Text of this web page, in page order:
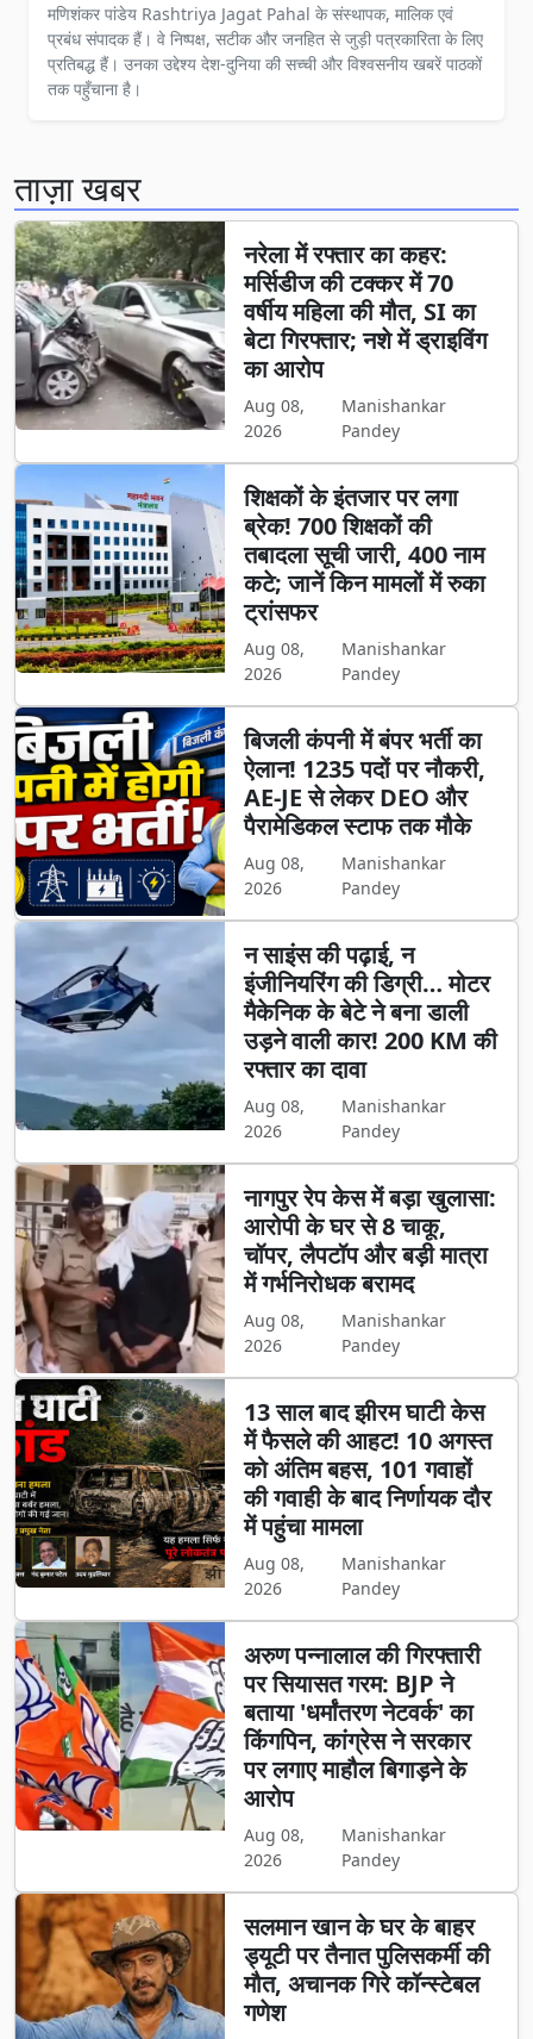
मणिशंकर पांडेय Rashtriya Jagat Pahal के संस्थापक, मालिक एवं
प्रबंध संपादक हैं। वे निष्पक्ष, सटीक और जनहित से जुड़ी पत्रकारिता के लिए
प्रतिबद्ध हैं। उनका उद्देश्य देश-दुनिया की सच्ची और विश्वसनीय खबरें पाठकों
तक पहुँचाना है।
ताज़ा खबर
नरेला में रफ्तार का कहर:
मर्सिडीज की टक्कर में 70
वर्षीय महिला की मौत, SI का
बेटा गिरफ्तार; नशे में ड्राइविंग
का आरोप
Aug 08,
2026
Manishankar
Pandey
शिक्षकों के इंतजार पर लगा
ब्रेक! 700 शिक्षकों की
तबादला सूची जारी, 400 नाम
कटे; जानें किन मामलों में रुका
ट्रांसफर
Aug 08,
2026
Manishankar
Pandey
बिजली कंपनी में बंपर भर्ती का
ऐलान! 1235 पदों पर नौकरी,
AE-JE से लेकर DEO और
पैरामेडिकल स्टाफ तक मौके
Aug 08,
2026
Manishankar
Pandey
न साइंस की पढ़ाई, न
इंजीनियरिंग की डिग्री… मोटर
मैकेनिक के बेटे ने बना डाली
उड़ने वाली कार! 200 KM की
रफ्तार का दावा
Aug 08,
2026
Manishankar
Pandey
नागपुर रेप केस में बड़ा खुलासा:
आरोपी के घर से 8 चाकू,
चॉपर, लैपटॉप और बड़ी मात्रा
में गर्भनिरोधक बरामद
Aug 08,
2026
Manishankar
Pandey
13 साल बाद झीरम घाटी केस
में फैसले की आहट! 10 अगस्त
को अंतिम बहस, 101 गवाहों
की गवाही के बाद निर्णायक दौर
में पहुंचा मामला
Aug 08,
2026
Manishankar
Pandey
अरुण पन्नालाल की गिरफ्तारी
पर सियासत गरम: BJP ने
बताया 'धर्मांतरण नेटवर्क' का
किंगपिन, कांग्रेस ने सरकार
पर लगाए माहौल बिगाड़ने के
आरोप
Aug 08,
2026
Manishankar
Pandey
सलमान खान के घर के बाहर
ड्यूटी पर तैनात पुलिसकर्मी की
मौत, अचानक गिरे कॉन्स्टेबल
गणेश